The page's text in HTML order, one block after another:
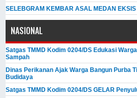
SELEBGRAM KEMBAR ASAL MEDAN
NASIONAL
Satgas TMMD Kodim 0204/DS Edukasi
Sampah
Dinas Perikanan Ajak Warga Bangun Purba
Budidaya
Satgas TMMD Kodim 0204/DS GELAR